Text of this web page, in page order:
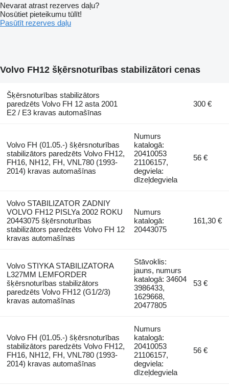
Nevarat atrast rezerves daļu?
Nosūtiet pieteikumu tūlīt!
Pasūtīt rezerves daļu
Volvo FH12 šķērsnoturības stabilizātori cenas
Šķērsnoturības stabilizātors
paredzēts Volvo FH 12 asta 2001
E2 / E3 kravas automašīnas
300 €
Volvo FH (01.05.-) šķērsnoturības
stabilizātors paredzēts Volvo FH12,
FH16, NH12, FH, VNL780 (1993-
2014) kravas automašīnas
Numurs
katalogā:
20410053
21106157,
degviela:
dīzeļdegviela
56 €
Volvo STABILIZATOR ZADNIY
VOLVO FH12 PISLYa 2002 ROKU
20443075 šķērsnoturības
stabilizātors paredzēts Volvo FH 12
kravas automašīnas
Numurs
katalogā:
20443075
161,30 €
Volvo STIYKA STABILIZATORA
L327MM LEMFORDER
šķērsnoturības stabilizātors
paredzēts Volvo FH12 (G1/2/3)
kravas automašīnas
Stāvoklis:
jauns, numurs
katalogā: 34604
3986433,
1629668,
20477805
53 €
Volvo FH (01.05.-) šķērsnoturības
stabilizātors paredzēts Volvo FH12,
FH16, NH12, FH, VNL780 (1993-
2014) kravas automašīnas
Numurs
katalogā:
20410053
21106157,
degviela:
dīzeļdegviela
56 €